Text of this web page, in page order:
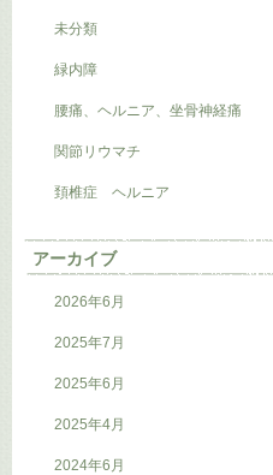
未分類
緑内障
腰痛、ヘルニア、坐骨神経痛
関節リウマチ
頚椎症 ヘルニア
アーカイブ
2026年6月
2025年7月
2025年6月
2025年4月
2024年6月